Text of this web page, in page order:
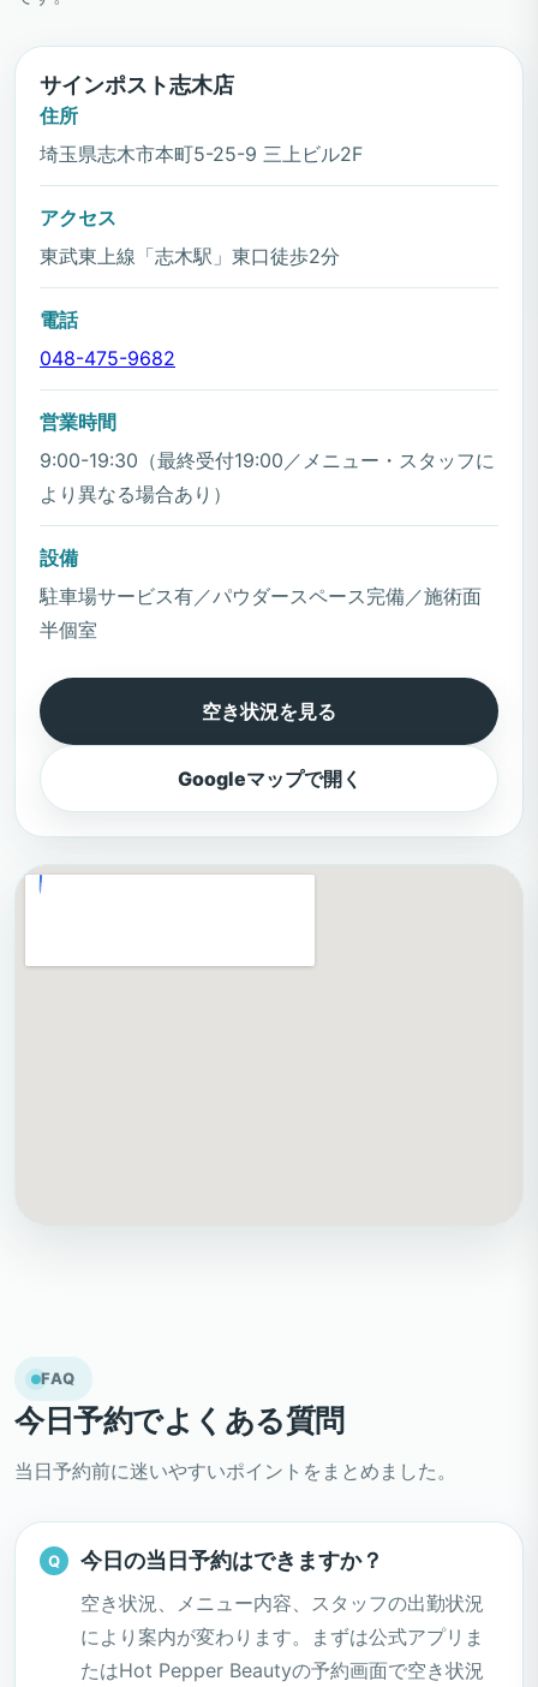
サインポスト志木店
住所
埼玉県志木市本町5-25-9 三上ビル2F
アクセス
東武東上線「志木駅」東口徒歩2分
電話
048-475-9682
営業時間
9:00-19:30（最終受付19:00／メニュー・スタッフに
より異なる場合あり）
設備
駐車場サービス有／パウダースペース完備／施術面
半個室
空き状況を見る
Googleマップで開く
FAQ
今日予約でよくある質問
当日予約前に迷いやすいポイントをまとめました。
今日の当日予約はできますか？
空き状況、メニュー内容、スタッフの出勤状況
により案内が変わります。まずは公式アプリま
たはHot Pepper Beautyの予約画面で空き状況